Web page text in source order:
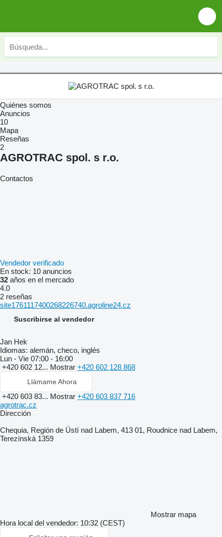
Quiénes somos
Anuncios
10
Mapa
Reseñas
2
AGROTRAC spol. s r.o.
Contactos
Vendedor verificado
En stock: 10 anuncios
32 años en el mercado
4.0
2 reseñas
site1761117400268226740.agroline24.cz
Suscribirse al vendedor
Jan Hek
Idiomas: alemán, checo, inglés
Lun - Vie 07:00 - 16:00
+420 602 12... Mostrar +420 602 128 868
Llámame Ahora
+420 603 83... Mostrar +420 603 837 716
agrotrac.cz
Dirección
Chequia, Región de Ústí nad Labem, 413 01, Roudnice nad Labem,
Terezínská 1359
Mostrar mapa
Hora local del vendedor: 10:32 (CEST)